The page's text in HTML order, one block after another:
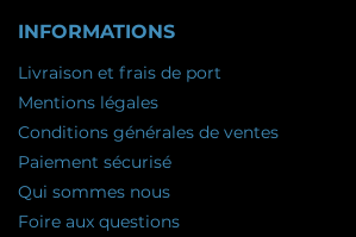
INFORMATIONS
Livraison et frais de port
Mentions légales
Conditions générales de ventes
Paiement sécurisé
Qui sommes nous
Foire aux questions